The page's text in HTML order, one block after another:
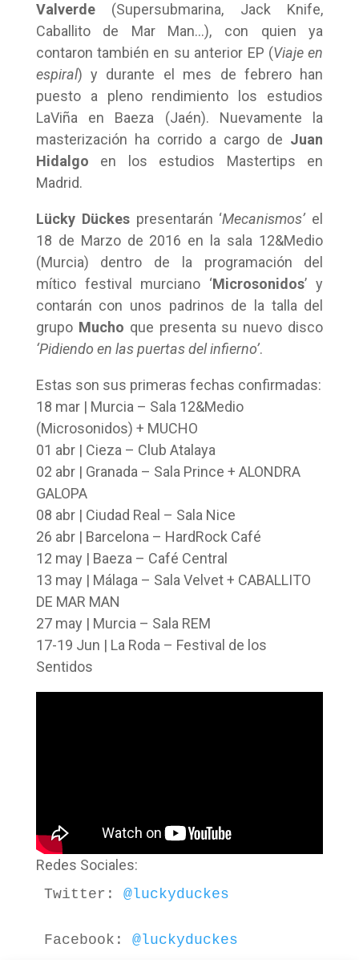
Valverde (Supersubmarina, Jack Knife,
Caballito de Mar Man…), con quien ya
contaron también en su anterior EP (Viaje en
espiral) y durante el mes de febrero han
puesto a pleno rendimiento los estudios
LaViña en Baeza (Jaén). Nuevamente la
masterización ha corrido a cargo de Juan
Hidalgo en los estudios Mastertips en
Madrid.
Lücky Dückespresentarán ‘Mecanismos’ el
18 de Marzo de 2016 en la sala 12&Medio
(Murcia) dentro de la programación del
mítico festival murciano ‘Microsonidos’ y
contarán con unos padrinos de la talla del
grupo Mucho que presenta su nuevo disco
‘Pidiendo en las puertas del infierno’.
Estas son sus primeras fechas confirmadas:
18 mar | Murcia – Sala 12&Medio
(Microsonidos) + MUCHO
01 abr | Cieza – Club Atalaya
02 abr | Granada – Sala Prince + ALONDRA
GALOPA
08 abr | Ciudad Real – Sala Nice
26 abr | Barcelona – HardRock Café
12 may | Baeza – Café Central
13 may | Málaga – Sala Velvet + CABALLITO
DE MAR MAN
27 may | Murcia – Sala REM
17-19 Jun | La Roda – Festival de los
Sentidos
Redes Sociales:
Twitter: @luckyduckes
Facebook: @luckyduckes